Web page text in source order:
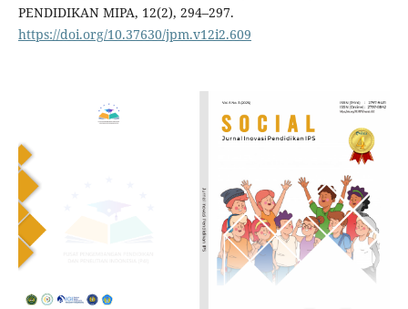
PENDIDIKAN MIPA, 12(2), 294–297.
https://doi.org/10.37630/jpm.v12i2.609